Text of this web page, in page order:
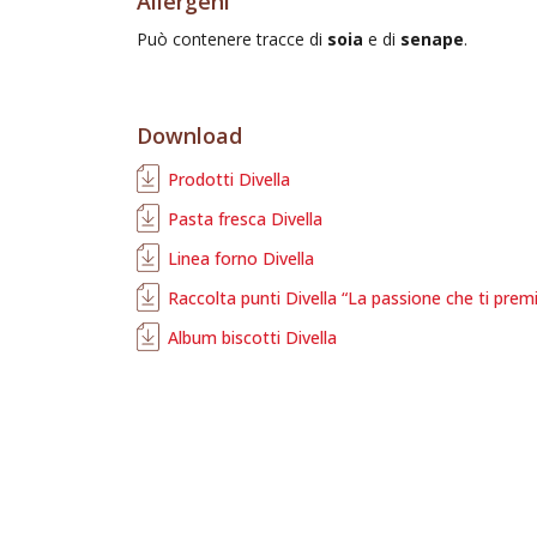
Può contenere tracce di soia e di senape.
Download
Prodotti Divella
Pasta fresca Divella
Linea forno Divella
Raccolta punti Divella “La passione che ti
Album biscotti Divella